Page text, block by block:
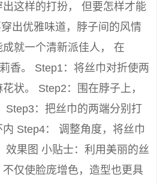
这样的打扮， 但要怎样才能
出优雅味道，脖子间的风情
就一个清新派佳人， 在
香。 Step1：将丝巾对折使两
状。 Step2：围在脖子上，
Step3：把丝巾的两端分别打
Step4： 调整角度，将丝巾
效果图 小贴士：利用美丽的丝
仅使脸庞增色，造型也更具